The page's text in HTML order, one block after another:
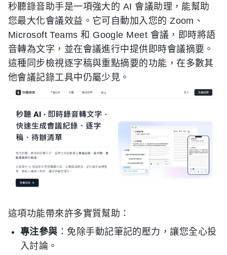
秒聽錄音助手是一項強大的 AI 會議助理，能幫助
您最大化會議效益。它可自動加入您的 Zoom、
Microsoft Teams 和 Google Meet 會議，即時將語
音轉為文字，並在會議進行中提供即時會議摘要。
這種同步檢視逐字稿與重點摘要的功能，在多數其
他會議記錄工具中仍屬少見。
這項功能帶來許多實質幫助：
專注參與 ：免除手動記筆記的壓力，讓您全心投
入討論。